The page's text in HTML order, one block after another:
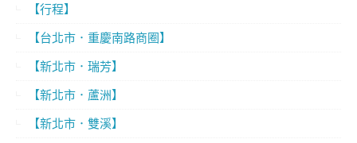
【行程】
【台北市．重慶南路商圈】
【新北市．瑞芳】
【新北市．蘆洲】
【新北市．雙溪】